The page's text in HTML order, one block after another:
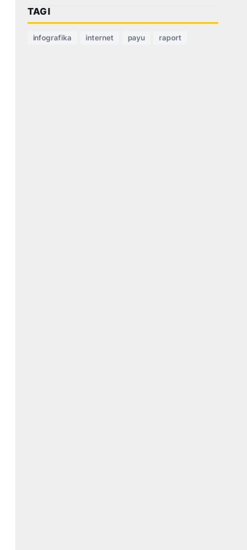
TAGI
infografika internet payu raport